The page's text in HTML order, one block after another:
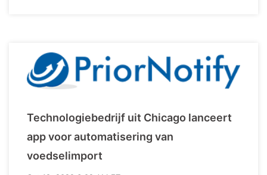
Technologiebedrijf uit Chicago lanceert
app voor automatisering van
voedselimport